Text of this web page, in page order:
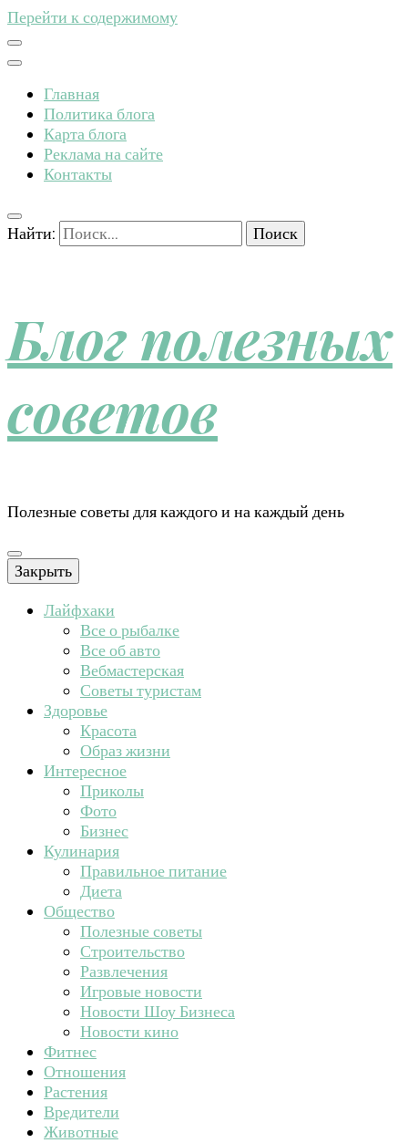
Перейти к содержимому
Главная
Политика блога
Карта блога
Реклама на сайте
Контакты
Найти:
Блог полезных
советов
Полезные советы для каждого и на каждый день
Закрыть
Лайфхаки
Все о рыбалке
Все об авто
Вебмастерская
Советы туристам
Здоровье
Красота
Образ жизни
Интересное
Приколы
Фото
Бизнес
Кулинария
Правильное питание
Диета
Общество
Полезные советы
Строительство
Развлечения
Игровые новости
Новости Шоу Бизнеса
Новости кино
Фитнес
Отношения
Растения
Вредители
Животные